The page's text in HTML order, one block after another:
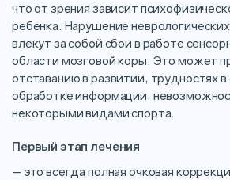
что от зрения зависит
ребенка. Нарушение
влекут за собой сбои в работе
области мозговой коры. Это может
отставанию в развитии, трудностях в
обработке информации,
некоторыми видами спорта.
Первый этап лечения
— это всегда полная очковая